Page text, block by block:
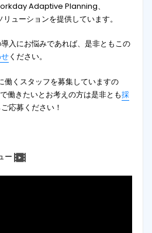
Adaptive Planning、
ューションを提供しています。
入にお悩みであれば、是非ともこの
ください。
働くスタッフを募集していますの
きたいとお考えの方は是非とも採
応募ください！
ー